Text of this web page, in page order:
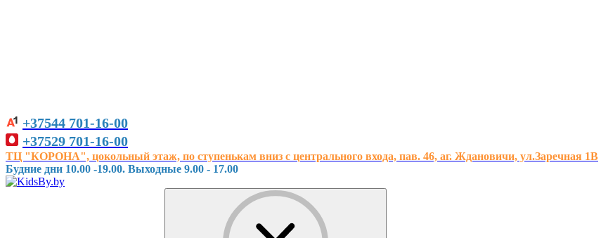
+37544 701-16-00
+37529 701-16-00
ТЦ "КОРОНА", цокольный этаж, по ступенькам вниз с центрального входа, пав. 46, аг. Ждановичи, ул.Заречная 1В
Будние дни 10.00 -19.00. Выходные 9.00 - 17.00